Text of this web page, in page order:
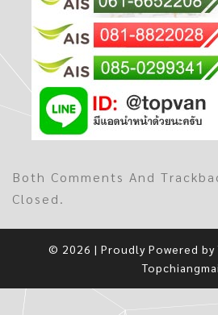
Both Comments And
Closed.
© 2026 | Proudly Powered by
Topchiangmai